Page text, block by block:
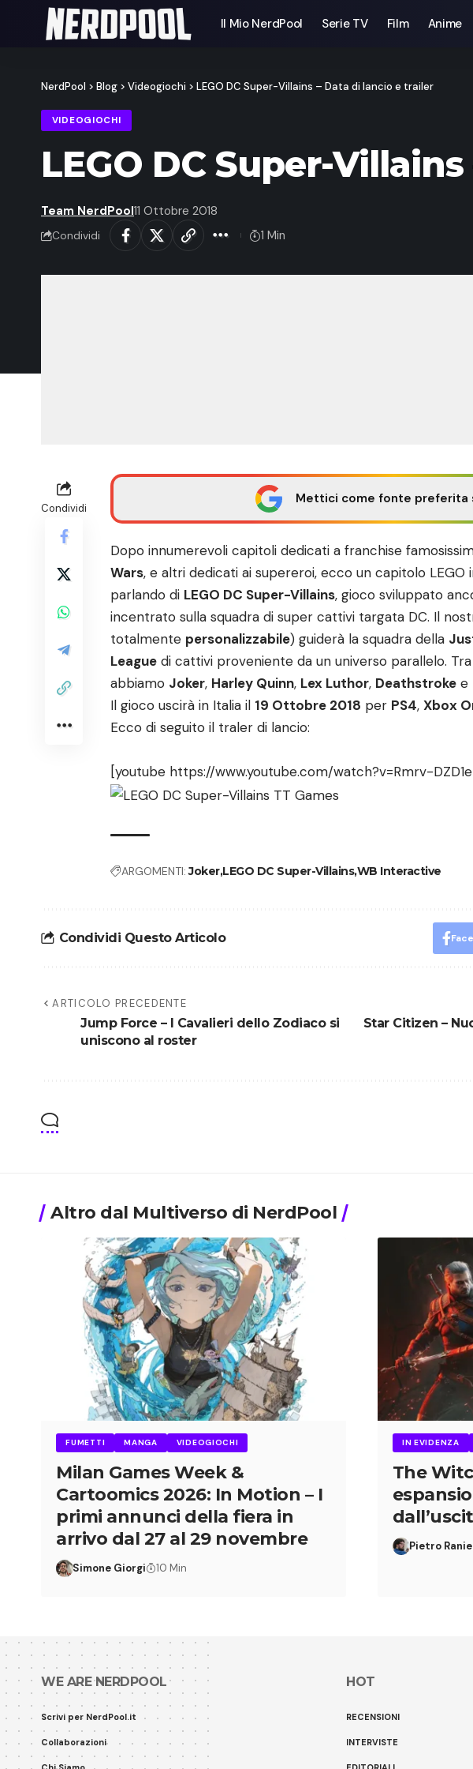
Il Mio NerdPool Serie TV Film Anime
NerdPool > Blog > Videogiochi > LEGO DC Super-Villains – Data di lancio e trailer
VIDEOGIOCHI
LEGO DC Super-
Team NerdPool11 Ottobre 2018
Condividi 1 Min
Condividi
Mettici come fonte preferita
Dopo innumerevoli capitoli dedicati a franchise
Wars, e altri dedicati ai supereroi, ecco un capitolo
parlando di LEGO DC Super-Villains, gioco sviluppato
incentrato sulla squadra di super cattivi targata DC. Il
totalmente personalizzabile) guiderà la squadra della
League di cattivi proveniente da un universo parallelo.
abbiamo Joker, Harley Quinn, Lex Luthor, Deathstroke e
Il gioco uscirà in Italia il 19 Ottobre 2018 per PS4, Xbox
Ecco di seguito il traler di lancio:
[youtube https://www.youtube.com/watch?v=Rmrv-
ARGOMENTI: JokerLEGO DC Super-VillainsWB Interactive
Condividi Questo Articolo
ARTICOLO PRECEDENTE
Jump Force – I Cavalieri dello Zodiaco si
uniscono al roster
Star Citizen –
Altro dal Multiverso di NerdPool
FUMETTI MANGA VIDEOGIOCHI
Milan Games Week &
Cartoomics 2026: In Motion – I
primi annunci della fiera in
arrivo dal 27 al 29 novembre
Simone Giorgi 10 Min
IN EVIDENZA
The
Pietro
WE ARE NERDPOOL
Scrivi per NerdPool.it
Collaborazioni
HOT
RECENSIONI
INTERVISTE